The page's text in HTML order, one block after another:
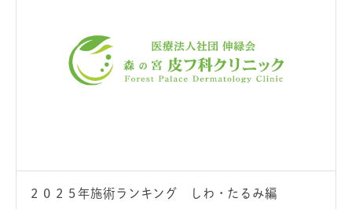
２０２５年施術ランキング しわ・たるみ編